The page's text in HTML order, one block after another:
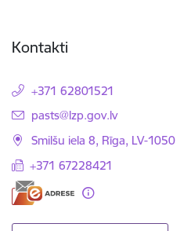
Kontakti
+371 62801521
E-pasts:
pasts@lzp.gov.lv
Smilšu iela 8, Rīga, LV-1050
+371 67228421